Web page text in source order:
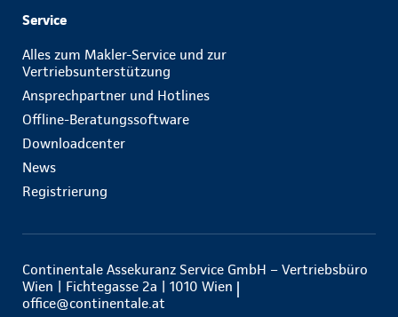
Service
Alles zum Makler-Service und zur
Vertriebsunterstützung
Ansprechpartner und Hotlines
Offline-Beratungssoftware
Downloadcenter
News
Registrierung
Continentale Assekuranz Service GmbH – Vertriebsbüro
Wien | Fichtegasse 2a | 1010 Wien
office@continentale.at